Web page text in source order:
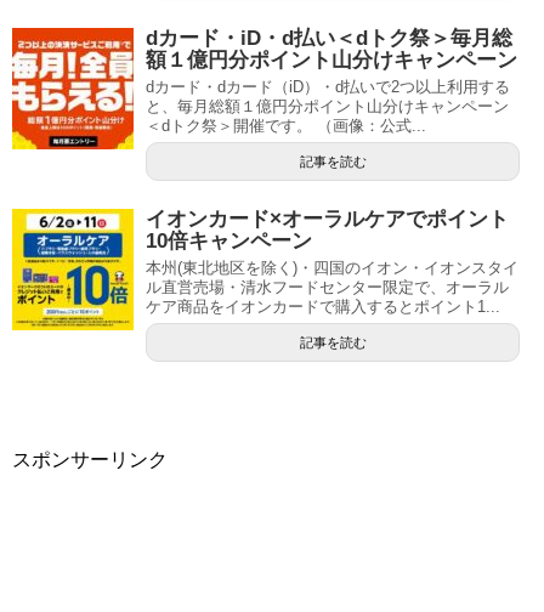
dカード・iD・d払い＜dトク祭＞毎月総
額１億円分ポイント山分けキャンペーン
dカード・dカード（iD）・d払いで2つ以上利用する
と、毎月総額１億円分ポイント山分けキャンペーン
＜dトク祭＞開催です。 （画像：公式...
記事を読む
イオンカード×オーラルケアでポイント
10倍キャンペーン
本州(東北地区を除く)・四国のイオン・イオンスタイ
ル直営売場・清水フードセンター限定で、オーラル
ケア商品をイオンカードで購入するとポイント1...
記事を読む
スポンサーリンク